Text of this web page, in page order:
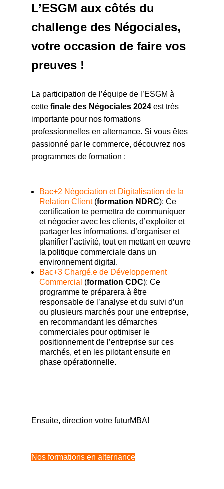
L’ESGM aux côtés du
challenge des Négociales,
votre occasion de faire vos
preuves !
La participation de l’équipe de l’ESGM à
cette finale des Négociales 2024est très
importante pour nos formations
professionnelles en alternance. Si vous êtes
passionné par le commerce, découvrez nos
programmes de formation :
Bac+2 Négociation et Digitalisation de la
Relation Client(formation NDRC): Ce
certification te permettra de communiquer
et négocier avec les clients, d’exploiter et
partager les informations, d’organiser et
planifier l’activité, tout en mettant en œuvre
la politique commerciale dans un
environnement digital.
Bac+3 Chargé.e de Développement
Commercial (formation CDC): Ce
programme te préparera à être
responsable de l’analyse et du suivi d’un
ou plusieurs marchés pour une entreprise,
en recommandant les démarches
commerciales pour optimiser le
positionnement de l’entreprise sur ces
marchés, et en les pilotant ensuite en
phase opérationnelle.
Ensuite, direction votre futurMBA!
Nos formations en alternance